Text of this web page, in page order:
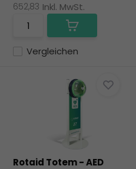
Vergleichen
652,83 Inkl. MwSt.
Rotaid Totem - AED